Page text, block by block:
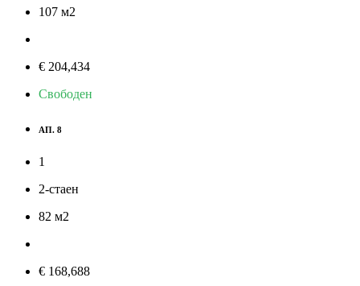
107 м2
€ 204,434
Свободен
АП. 8
1
2-стаен
82 м2
€ 168,688